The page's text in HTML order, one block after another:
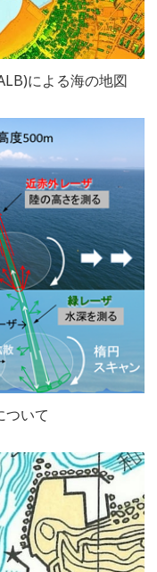
による海の地図
ついて